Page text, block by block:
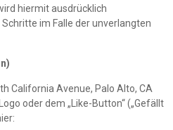
hiermit ausdrücklich
im Falle der unverlangten
California Avenue, Palo Alto, CA
oder dem „Like-Button“ („Gefällt